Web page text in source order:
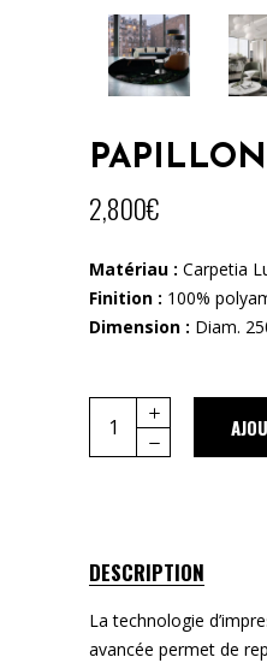
PAPILLON
2,800€
Matériau : Carpetia
Finition : 100%
Dimension : Diam.
Quantity
DESCRIPTION
La technologie
avancée permet de